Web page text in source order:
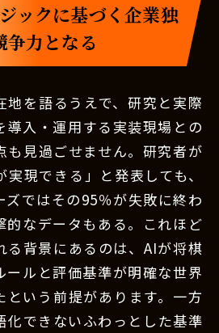
ックに基づく企業独
争力となる
地を語るうえで、研究と実際
導入・運用する実装現場との
も見過ごせません。研究者が
現できる」と発表しても、
ズではその95％が失敗に終わ
的なデータもある。これほど
る背景にあるのは、AIが将棋
ールと評価基準が明確な世界
という前提があります。一方
化できないふわっとした基準